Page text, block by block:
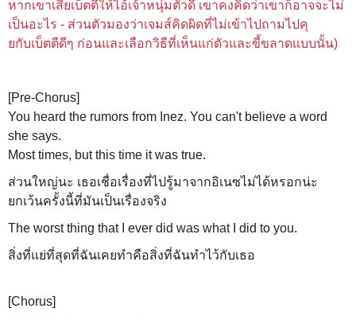
หากเขาเสียเบ็ตตีให้ไอ้เจ้าหนุ่มตัวดี เขาคงคิดว่าเขาก็อาจจะไม่
เป็นอะไร - ส่วนตัวมองว่าเจมส์คิดผิดที่ไม่เข้าไปถามไปคุ
ยกับเบ็ตตีดีๆ ก่อนและเลือกวิธีที่เห็นแก่ตัวและขี้ขลาดแบบนั้น)
[Pre-Chorus]
You heard the rumors from Inez. You can't believe a word
she says.
Most times, but this time it was true.
ส่วนใหญ่นะ เธอเชื่อเรื่องที่ไปรู้มาจากอิเนซไม่ได้หรอกน่ะ
ยกเว้นครั้งนี้ที่มันเป็นเรื่องจริง
The worst thing that I ever did was what I did to you.
สิ่งที่แย่ที่สุดที่ฉันเคยทำคือสิ่งที่ฉันทำไว้กับเธอ
[Chorus]